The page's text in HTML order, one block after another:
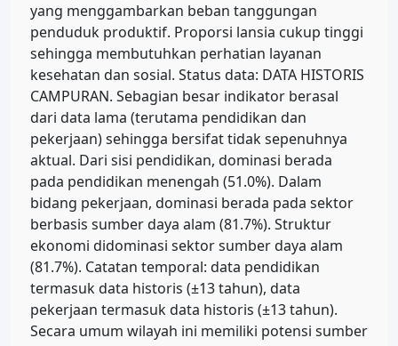
yang menggambarkan beban tanggungan
penduduk produktif. Proporsi lansia cukup tinggi
sehingga membutuhkan perhatian layanan
kesehatan dan sosial. Status data: DATA HISTORIS
CAMPURAN. Sebagian besar indikator berasal
dari data lama (terutama pendidikan dan
pekerjaan) sehingga bersifat tidak sepenuhnya
aktual. Dari sisi pendidikan, dominasi berada
pada pendidikan menengah (51.0%). Dalam
bidang pekerjaan, dominasi berada pada sektor
berbasis sumber daya alam (81.7%). Struktur
ekonomi didominasi sektor sumber daya alam
(81.7%). Catatan temporal: data pendidikan
termasuk data historis (±13 tahun), data
pekerjaan termasuk data historis (±13 tahun).
Secara umum wilayah ini memiliki potensi sumber